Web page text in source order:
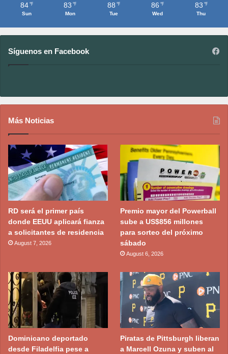
84 ℉
Sun
83 ℉
Mon
88 ℉
Tue
86 ℉
Wed
83 ℉
Thu
Síguenos en Facebook
Más Noticias
RD será el primer país
donde EEUU aplicará fianza
a solicitantes de residencia
August 7, 2026
Premio mayor del Powerball
sube a US$856 millones
para sorteo del próximo
sábado
August 6, 2026
Dominicano deportado
desde Filadelfia pese a
Piratas de Pittsburgh liberan
a Marcell Ozuna y suben al